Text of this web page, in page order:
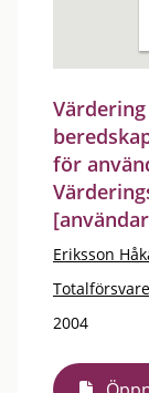
för
Eriksson
2004